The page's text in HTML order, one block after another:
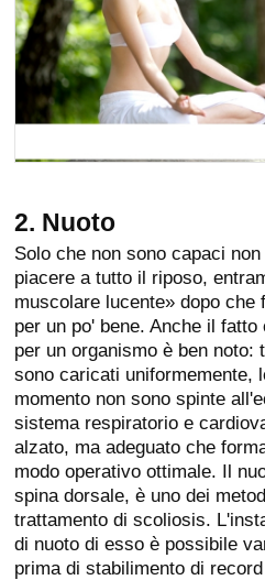
2. Nuoto
Solo che non sono capaci
piacere a tutto il riposo,
muscolare lucente» dopo
per un po' bene. Anche il
per un organismo è ben noto:
sono caricati uniformemente,
momento non sono spinte
sistema respiratorio e
alzato, ma adeguato che
modo operativo ottimale. Il
spina dorsale, è uno dei
trattamento di scoliosis.
di nuoto di esso è possibile
prima di stabilimento di